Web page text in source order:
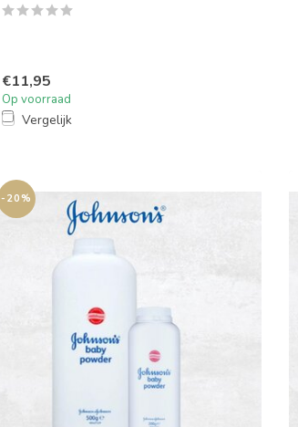
€11,95
Op voorraad
Vergelijk
-20%